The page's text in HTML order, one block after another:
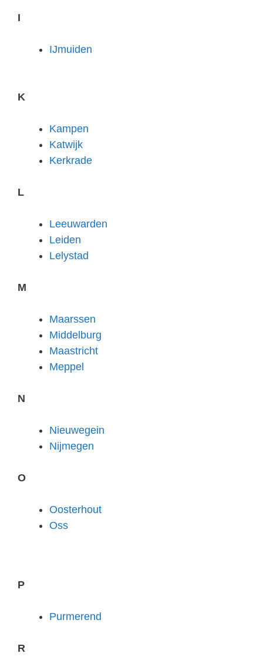
I
IJmuiden
K
Kampen
Katwijk
Kerkrade
L
Leeuwarden
Leiden
Lelystad
M
Maarssen
Middelburg
Maastricht
Meppel
N
Nieuwegein
Nijmegen
O
Oosterhout
Oss
P
Purmerend
R